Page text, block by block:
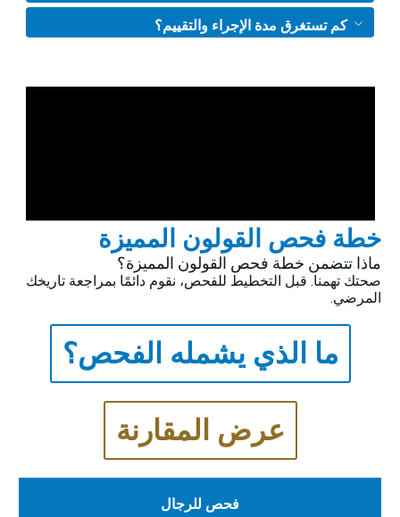
كم تستغرق مدة الإجراء والتقييم؟
خطة فحص القولون المميزة
ماذا تتضمن خطة فحص القولون المميزة؟
صحتك تهمنا. قبل التخطيط للفحص، نقوم دائمًا بمراجعة تاريخك
المرضي.
ما الذي يشمله الفحص؟
عرض المقارنة
فحص للرجال